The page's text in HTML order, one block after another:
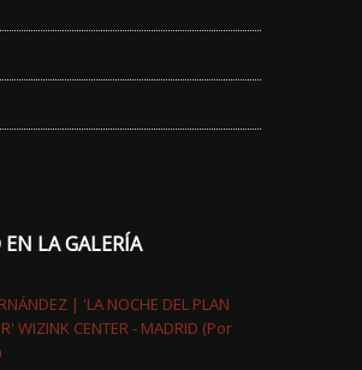
LA GALERÍA